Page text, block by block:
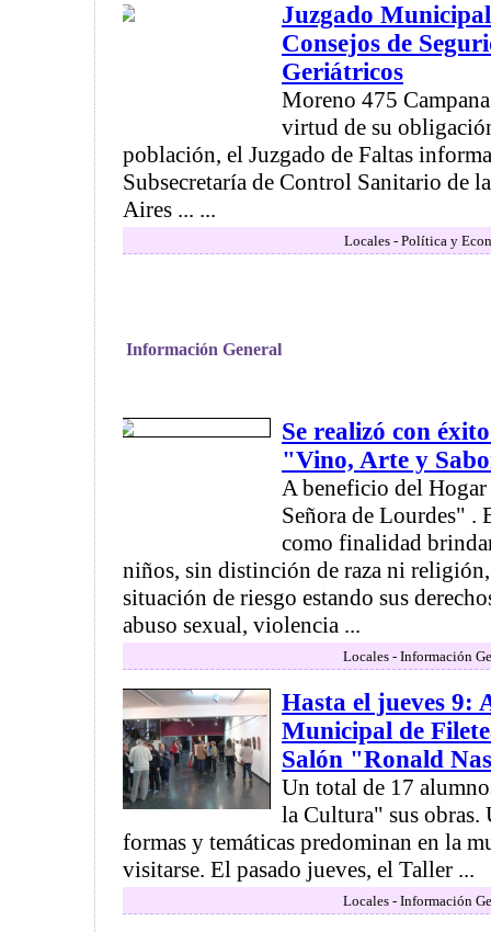
Juzgado
Consejos de
Geriátricos
Moreno 475
virtud de su
población, el Juzgado de Faltas
Subsecretaría de Control Sanitario de
Aires ... ...
Locales - Política y
Información General
Se realizó con
"Vino, Arte y
A beneficio del
Señora de Lourdes" .
como finalidad
niños, sin distinción de raza ni religión,
situación de riesgo estando sus
abuso sexual, violencia ...
Locales - Información
Hasta el jueves 9:
Municipal de
Salón "Ronald
Un total de 17
la Cultura" sus obras.
formas y temáticas predominan en la
visitarse. El pasado jueves, el Taller ...
Locales - Información